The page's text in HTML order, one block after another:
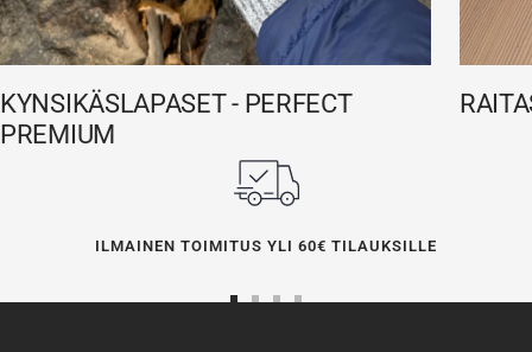
KYNSIKÄSLAPASET - PERFECT
PREMIUM
ILMAINEN TOIMITUS YLI 60€ TILAUKSILLE